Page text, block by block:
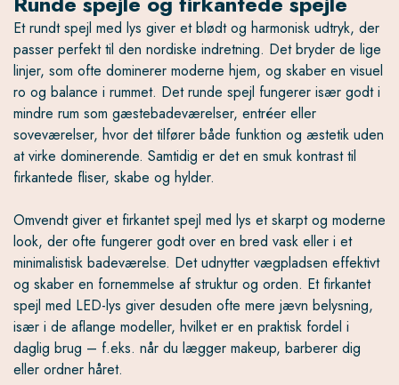
Et rundt spejl med lys giver et blødt og harmonisk udtryk, der
passer perfekt til den nordiske indretning. Det bryder de lige
linjer, som ofte dominerer moderne hjem, og skaber en visuel
ro og balance i rummet. Det runde spejl fungerer især godt i
mindre rum som gæstebadeværelser, entréer eller
soveværelser, hvor det tilfører både funktion og æstetik uden
at virke dominerende. Samtidig er det en smuk kontrast til
firkantede fliser, skabe og hylder.
Omvendt giver et firkantet spejl med lys et skarpt og moderne
look, der ofte fungerer godt over en bred vask eller i et
minimalistisk badeværelse. Det udnytter vægpladsen effektivt
og skaber en fornemmelse af struktur og orden. Et firkantet
spejl med LED-lys giver desuden ofte mere jævn belysning,
især i de aflange modeller, hvilket er en praktisk fordel i
daglig brug – f.eks. når du lægger makeup, barberer dig
eller ordner håret.